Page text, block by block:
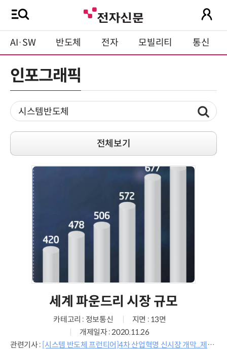
AI·SW 반도체 전자 모빌리티 통신
인포그래픽
전체보기
세계 파운드리 시장 규모
카테고리 : 정보통신
지면 : 13면
개제일자 : 2020.11.26
관련기사 : [시스템 반도체 프런티어]4차 산업혁명 신시장 개막...제2 도약 꿈꾸는 한국 시스템 반도체